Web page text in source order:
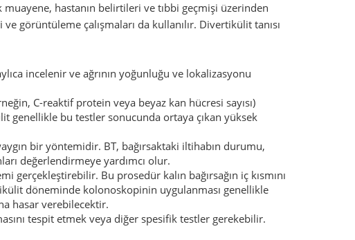
hastanın belirtileri ve tıbbi geçmişi üzerinden
görüntüleme çalışmaları da kullanılır. Divertikülit tanısı
incelenir ve ağrının yoğunluğu ve lokalizasyonu
C-reaktif protein veya beyaz kan hücresi sayısı)
genellikle bu testler sonucunda ortaya çıkan yüksek
bir yöntemidir. BT, bağırsaktaki iltihabın durumu,
değerlendirmeye yardımcı olur.
Bu prosedür kalın bağırsağın iç kısmını
döneminde kolonoskopinin uygulanması genellikle
hasar verebilecektir.
tespit etmek veya diğer spesifik testler gerekebilir.